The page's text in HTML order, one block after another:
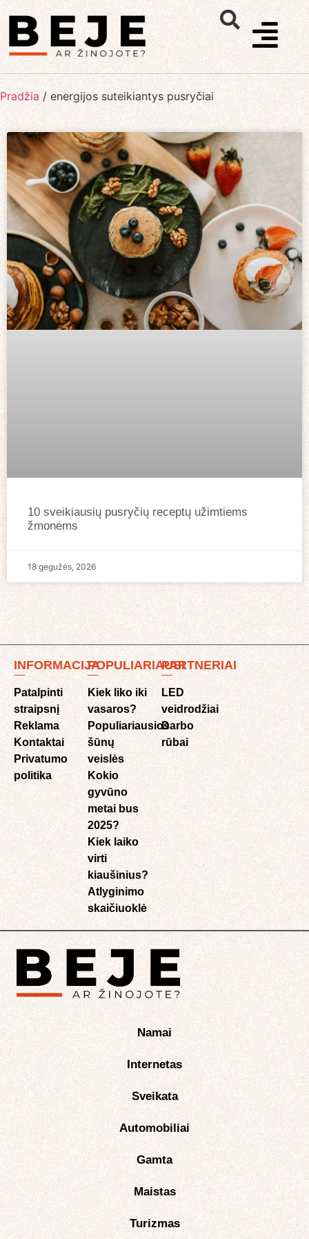
Pradžia / energijos suteikiantys pusryčiai
10 sveikiausių pusryčių receptų užimtiems
žmonėms
18 gegužės, 2026
INFORMACIJA
Patalpinti
straipsnį
Reklama
Kontaktai
Privatumo
politika
POPULIARIAUSI
Kiek liko iki
vasaros?
Populiariausios
šūnų
veislės
Kokio
gyvūno
metai bus
2025?
Kiek laiko
virti
kiaušinius?
Atlyginimo
skaičiuoklė​
PARTNERIAI
LED
veidrodžiai
Darbo
rūbai
Namai
Internetas
Sveikata
Automobiliai
Gamta
Maistas
Turizmas